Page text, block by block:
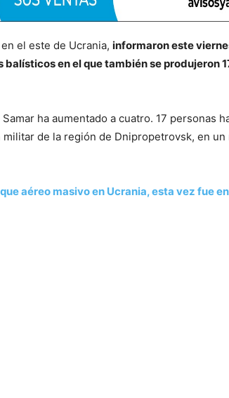
el este de Ucrania, informaron este
balísticos en el que también se produjeron
ha aumentado a cuatro. 17 personas
de la región de Dnipropetrovsk, en
aéreo masivo en Ucrania, esta vez fue